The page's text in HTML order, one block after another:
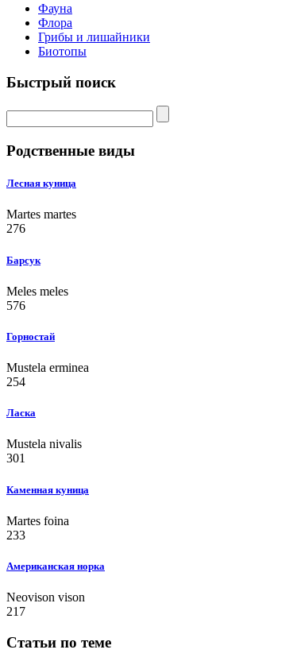
Фауна
Флора
Грибы и лишайники
Биотопы
Быстрый поиск
Родственные виды
Лесная куница
Martes martes
276
Барсук
Meles meles
576
Горностай
Mustela erminea
254
Ласка
Mustela nivalis
301
Каменная куница
Martes foina
233
Американская норка
Neovison vison
217
Статьи по теме